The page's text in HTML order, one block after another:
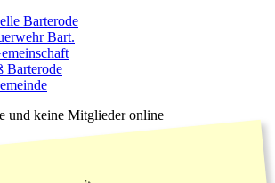
Barterode
Bart.
Barterode
und keine Mitglieder online